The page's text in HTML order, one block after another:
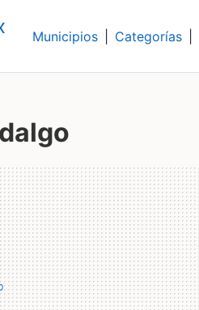
Municipios Categorías